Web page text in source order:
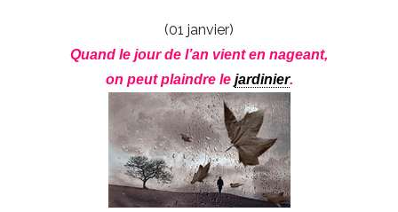
(01 janvier)
Quand le jour de l’an vient en nageant,
on peut plaindre le jardinier.